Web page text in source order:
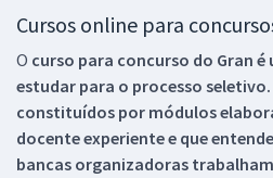
Cursos online para
O curso para concurso do Gran
estudar para o processo seletivo.
constituídos por módulos
docente experiente e que
bancas organizadoras